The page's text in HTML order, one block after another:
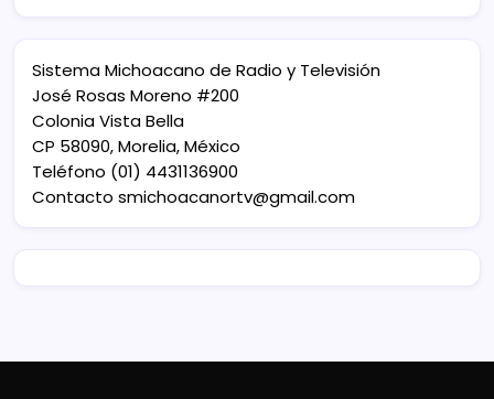
Sistema Michoacano de Radio y Televisión
José Rosas Moreno #200
Colonia Vista Bella
CP 58090, Morelia, México
Teléfono (01) 4431136900
Contacto smichoacanortv@gmail.com